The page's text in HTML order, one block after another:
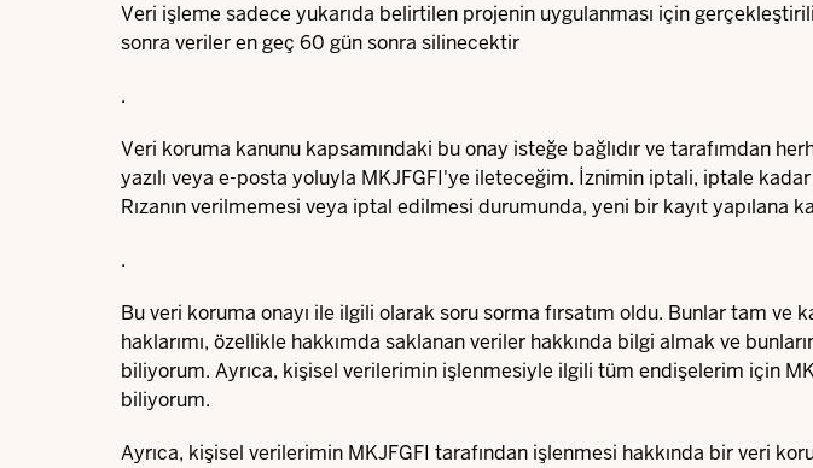
Veri işleme sadece yukarıda belirtilen projenin uygulanması için
sonra veriler en geç 60 gün sonra silinecektir
.
Veri koruma kanunu kapsamındaki bu onay isteğe bağlıdır ve tarafımdan
yazılı veya e-posta yoluyla MKJFGFI'ye ileteceğim. İznimin iptali, iptale
Rızanın verilmemesi veya iptal edilmesi durumunda, yeni bir kayıt
.
Bu veri koruma onayı ile ilgili olarak soru sorma fırsatım oldu. Bunlar tam ve
haklarımı, özellikle hakkımda saklanan veriler hakkında bilgi almak ve
biliyorum. Ayrıca, kişisel verilerimin işlenmesiyle ilgili tüm endişelerim için
biliyorum.
Ayrıca, kişisel verilerimin MKJFGFI tarafından işlenmesi hakkında bir veri